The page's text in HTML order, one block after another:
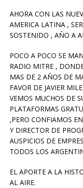
AHORA CON LAS
AMERICA LATINA ,
SOSTENIDO , AÑO A
POCO A POCO SE
RADIO MITRE ,
MAS DE 2 AÑOS DE
FAVOR DE JAVIER
VEMOS MUCHOS DE
PLATAFORMAS
,PERO CONFIAMOS
Y DIRECTOR DE
AUSPICIOS DE
TODOS LOS
EL APORTE A LA
AL AIRE.